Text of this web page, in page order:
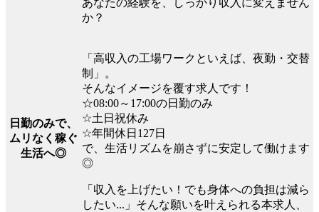
か？
日勤のみで、
ムリなく稼ぐ
生活へ◎
「高収入の工場ワークといえば、夜勤・交替
制」。
そんなイメージを覆す求人です！
☆08:00～17:00の日勤のみ
☆土日祝休み
☆年間休日127日
で、生活リズムを崩さずに安定して働けます
◎
「収入を上げたい！でも身体への負担は減ら
したい...」そんな願いを叶えられる本求人、